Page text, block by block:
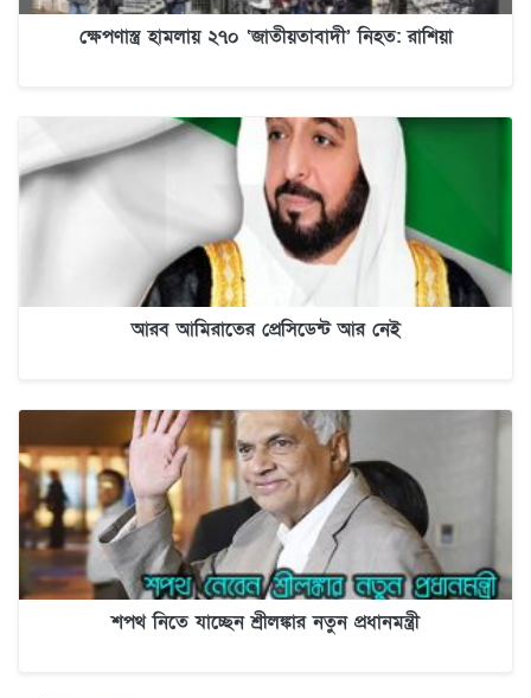
ক্ষেপণাস্ত্র হামলায় ২৭০ ‘জাতীয়তাবাদী’ নিহত: রাশিয়া
আরব আমিরাতের প্রেসিডেন্ট আর নেই
শপথ নিতে যাচ্ছেন শ্রীলঙ্কার নতুন প্রধানমন্ত্রী